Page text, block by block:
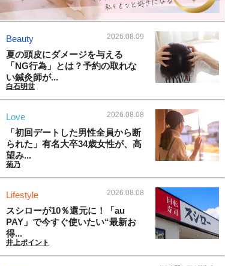
Beauty 2026.08.09
夏の頭皮にダメージを与える
「NG行為」とは？予約の取れな
い鍼灸師が...
白石明世
Love 2026.08.08
「初回デートした男性全員から断
られた」有名大卒34歳女性が、高
望み...
菊乃
Lifestyle 2026.08.08
スシローが10％還元に！「au
PAY」で今すぐ使いたい“最新お
得...
井上ポイント